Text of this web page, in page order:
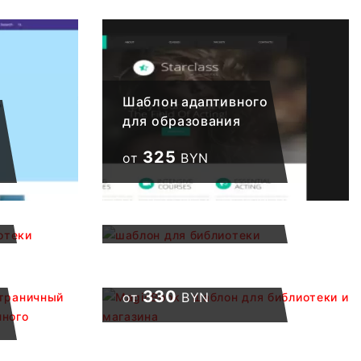
Шаблон адаптивного
для образования
от 325 BYN
шаблон для
библиотеки
MagicBook - шаблон
для библиотеки и
от330BYN